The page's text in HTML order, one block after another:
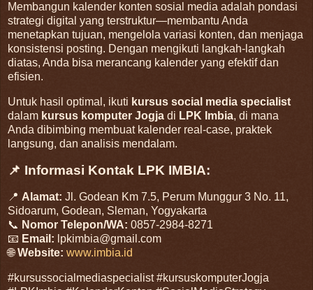
Membangun kalender konten sosial media adalah pondasi
strategi digital yang terstruktur—membantu Anda
menetapkan tujuan, mengelola variasi konten, dan menjaga
konsistensi posting. Dengan mengikuti langkah-langkah
diatas, Anda bisa merancang kalender yang efektif dan
efisien.
Untuk hasil optimal, ikuti kursus social media specialist
dalam kursus komputer Jogja di LPK Imbia, di mana
Anda dibimbing membuat kalender real-case, praktek
langsung, dan analisis mendalam.
📌 Informasi Kontak LPK IMBIA:
📍 Alamat: Jl. Godean Km 7.5, Perum Munggur 3 No. 11,
Sidoarum, Godean, Sleman, Yogyakarta
📞 Nomor Telepon/WA: 0857-2984-8271
📧 Email: lpkimbia@gmail.com
🌐Website: www.imbia.id
#kursussocialmediaspecialist #kursuskomputerJogja